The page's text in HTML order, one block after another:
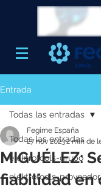
Entrada
Todas las entradas
elektrotools-grupo
elektrotools-proveedor
Todas las entradas
MIGUÉLEZ:
fiabilidad en
Fegime España
27 nov 20232 min de